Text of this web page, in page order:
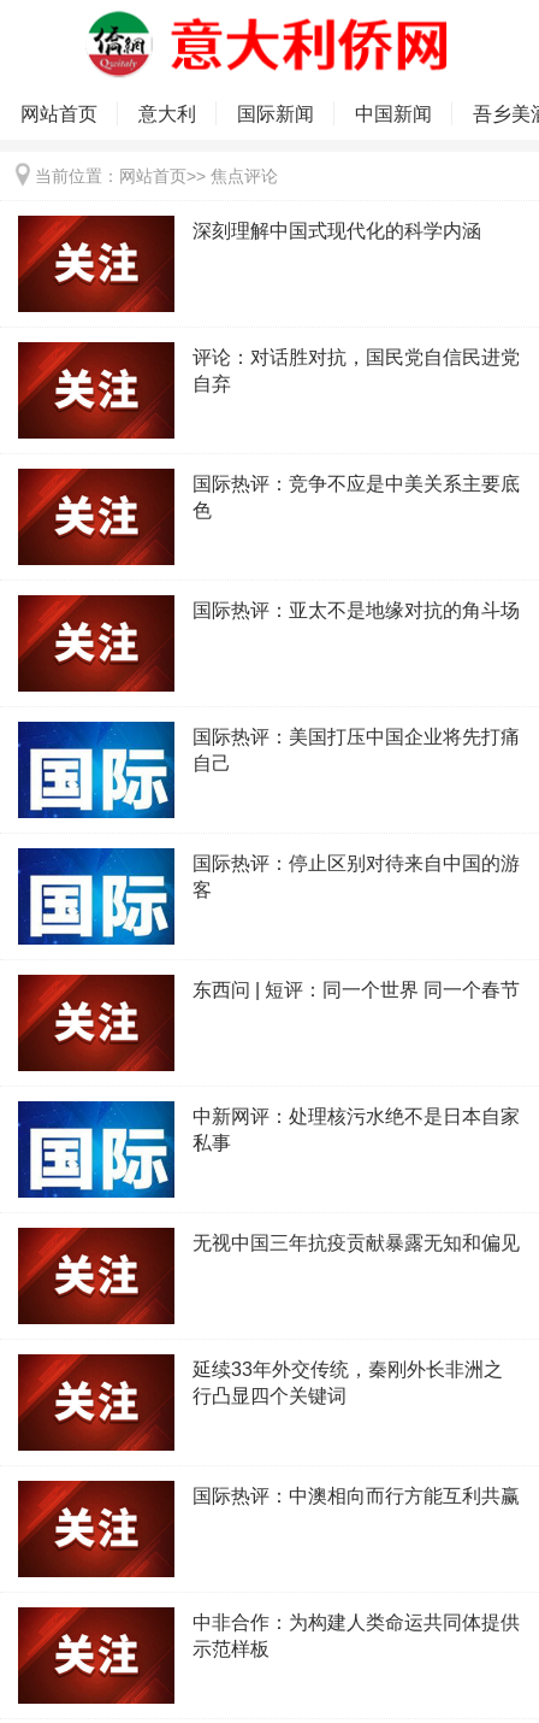
网站首页 意大利 国际新闻 中国新闻 吾乡美
当前位置： 网站首页>> 焦点评论
深刻理解中国式现代化的科学内涵
评论：对话胜对抗，国民党自信民进党
自弃
国际热评：竞争不应是中美关系主要底
色
国际热评：亚太不是地缘对抗的角斗场
国际热评：美国打压中国企业将先打痛
自己
国际热评：停止区别对待来自中国的游
客
东西问 | 短评：同一个世界 同一个春节
中新网评：处理核污水绝不是日本自家
私事
无视中国三年抗疫贡献暴露无知和偏见
延续33年外交传统，秦刚外长非洲之
行凸显四个关键词
国际热评：中澳相向而行方能互利共赢
中非合作：为构建人类命运共同体提供
示范样板